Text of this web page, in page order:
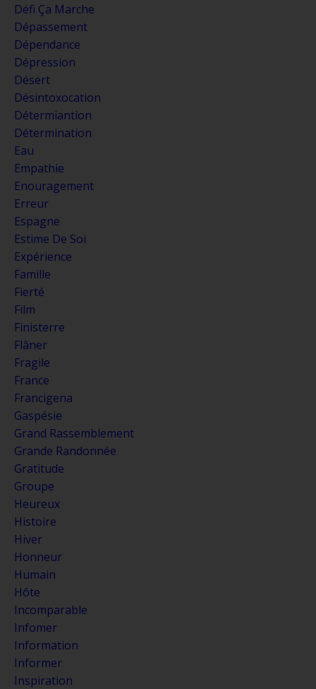
Défi Ça Marche
Dépassement
Dépendance
Dépression
Désert
Désintoxocation
Détermiantion
Détermination
Eau
Empathie
Enouragement
Erreur
Espagne
Estime De Soi
Expérience
Famille
Fierté
Film
Finisterre
Flâner
Fragile
France
Francigena
Gaspésie
Grand Rassemblement
Grande Randonnée
Gratitude
Groupe
Heureux
Histoire
Hiver
Honneur
Humain
Hôte
Incomparable
Infomer
Information
Informer
Inspiration